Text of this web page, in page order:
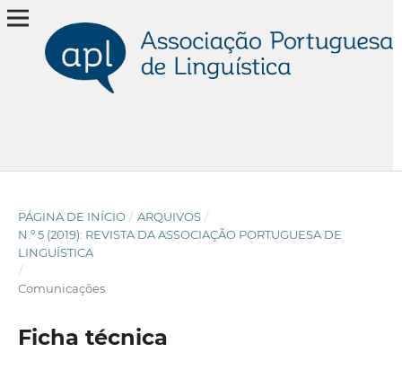
PÁGINA DE INÍCIO / ARQUIVOS /
N.º 5 (2019): REVISTA DA ASSOCIAÇÃO PORTUGUESA DE
LINGUÍSTICA
/
Comunicações
Ficha técnica